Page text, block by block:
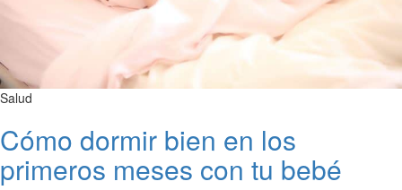
Salud
Cómo dormir bien en los
primeros meses con tu bebé